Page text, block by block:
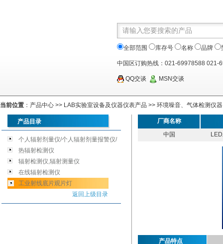
全部范围 库存号 名称 品牌
中国区订购热线：021-69978588 021-
QQ交谈 MSN交谈
当前位置 ： 产品中心 >> LAB实验室设备及仪器仪表产品 >> 环境噪音、气体检测仪器
产品目录
个人辐射剂量仪/个人辐射剂量报警仪/
个人辐射报警仪
热辐射检测仪
辐射检测仪,辐射测量仪
在线辐射检测仪
工业射线底片观片灯
返回上级目录
厂商名称
中国
产品特点